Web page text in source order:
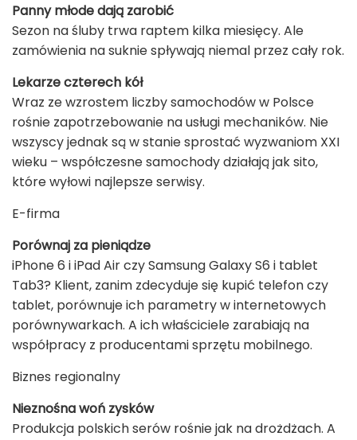
Panny młode dają zarobić
Sezon na śluby trwa raptem kilka miesięcy. Ale
zamówienia na suknie spływają niemal przez cały rok.
Lekarze czterech kół
Wraz ze wzrostem liczby samochodów w Polsce
rośnie zapotrzebowanie na usługi mechaników. Nie
wszyscy jednak są w stanie sprostać wyzwaniom XXI
wieku – współczesne samochody działają jak sito,
które wyłowi najlepsze serwisy.
E-firma
Porównaj za pieniądze
iPhone 6 i iPad Air czy Samsung Galaxy S6 i tablet
Tab3? Klient, zanim zdecyduje się kupić telefon czy
tablet, porównuje ich parametry w internetowych
porównywarkach. A ich właściciele zarabiają na
współpracy z producentami sprzętu mobilnego.
Biznes regionalny
Nieznośna woń zysków
Produkcja polskich serów rośnie jak na drożdżach. A